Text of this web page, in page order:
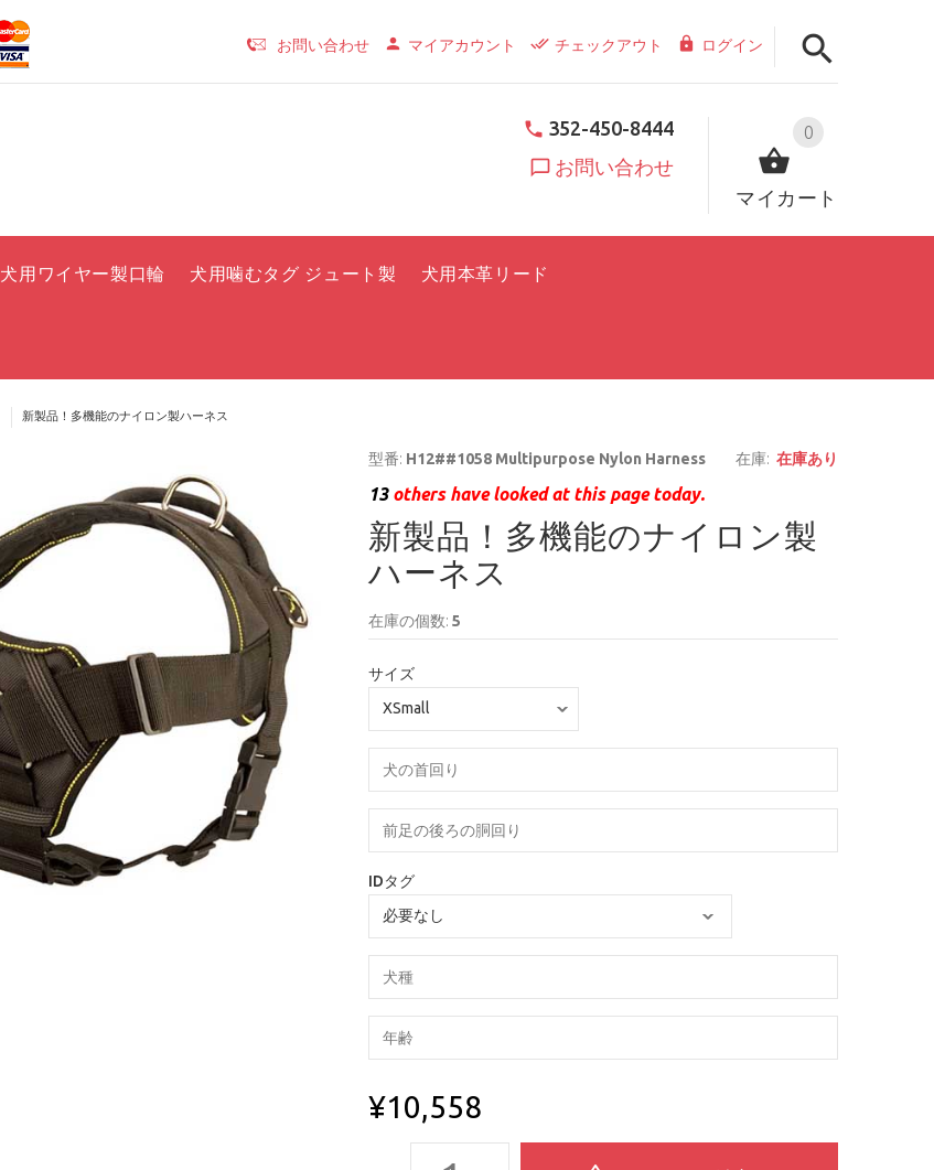
お問い合わせ マイアカウント チェックアウト ログイン
0
マイカート
352-450-8444
お問い合わせ
犬用ワイヤー製口輪 犬用噛むタグ ジュート製 犬用本革リード
新製品！多機能のナイロン製ハーネス
型番: H12##1058 Multipurpose Nylon Harness 在庫: 在庫あり
13others have looked at this page today.
新製品！多機能のナイロン製
ハーネス
在庫の個数: 5
サイズ
IDタグ
¥10,558